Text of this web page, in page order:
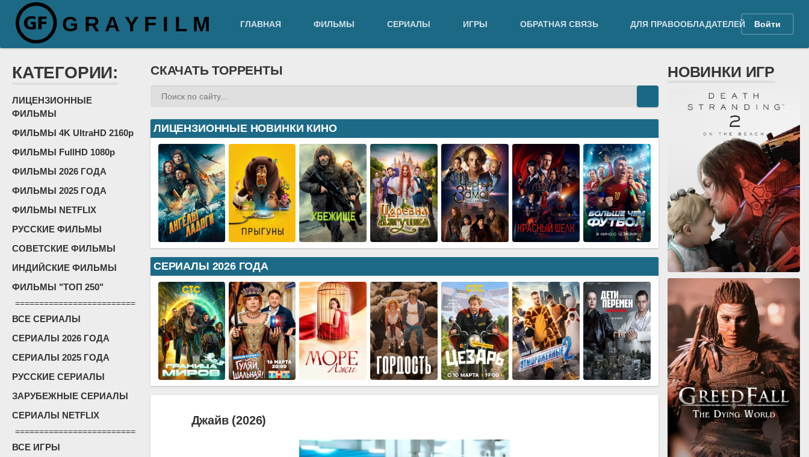
G R A Y F I L M ГЛАВНАЯ ФИЛЬМЫ СЕРИАЛЫ ИГРЫ ОБРАТНАЯ СВЯЗЬ ДЛЯ ПРАВООБЛАДАТЕЛЕЙ Войти
КАТЕГОРИИ:
ЛИЦЕНЗИОННЫЕ
ФИЛЬМЫ
ФИЛЬМЫ 4K UltraHD 2160p
ФИЛЬМЫ FullHD 1080p
ФИЛЬМЫ 2026 ГОДА
ФИЛЬМЫ 2025 ГОДА
ФИЛЬМЫ NETFLIX
РУССКИЕ ФИЛЬМЫ
СОВЕТСКИЕ ФИЛЬМЫ
ИНДИЙСКИЕ ФИЛЬМЫ
ФИЛЬМЫ "ТОП 250"
=========================
ВСЕ СЕРИАЛЫ
СЕРИАЛЫ 2026 ГОДА
СЕРИАЛЫ 2025 ГОДА
РУССКИЕ СЕРИАЛЫ
ЗАРУБЕЖНЫЕ СЕРИАЛЫ
СЕРИАЛЫ NETFLIX
=========================
ВСЕ ИГРЫ
СКАЧАТЬ ТОРРЕНТЫ
ЛИЦЕНЗИОННЫЕ НОВИНКИ КИНО
СЕРИАЛЫ 2026 ГОДА
Джайв (2026)
НОВИНКИ ИГР